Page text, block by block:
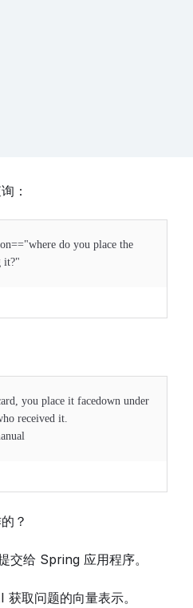
：
do you place the
it?"
you place it facedown under
received it.
？
交给 Spring 应用程序。
取问题的向量表示。